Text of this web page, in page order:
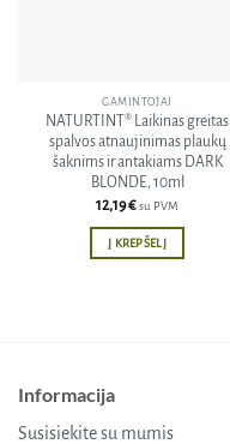
GAMINTOJAI
NATURTINT® Laikinas greitas
spalvos atnaujinimas plaukų
šaknims ir antakiams DARK
BLONDE, 10ml
12,19€su PVM
Į KREPŠELĮ
Informacija
Susisiekite su mumis